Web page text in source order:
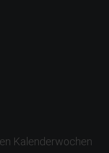
Kalenderwochen